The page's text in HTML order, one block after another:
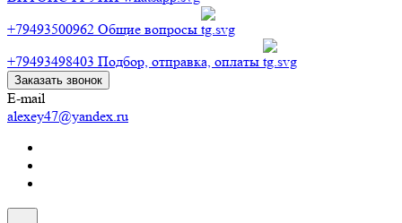
+79493500962 Общие вопросы
+79493498403 Подбор, отправка, оплаты
Заказать звонок
E-mail
alexey47@yandex.ru